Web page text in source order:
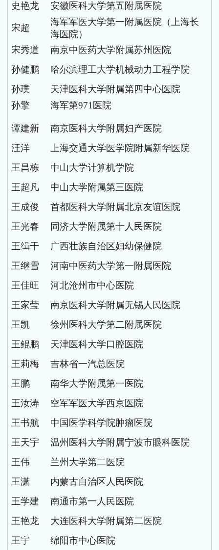
史艳龙
安徽医科大学第五附属医院
宋超
海军军医大学第一附属医院（上海长
海医院）
宋秀道
南京中医药大学附属苏州医院
孙健鹏
哈尔滨理工大学机械动力工程学院
孙璞
天津医科大学附属第四中心医院
孙擎
海军第971医院
谭建新
南京医科大学附属妇产医院
汪洋
上海交通大学医学院附属新华医院
王昌栋
中山大学计算机学院
王超凡
中山大学附属第三医院
王成俊
首都医科大学附属北京友谊医院
王光春
同济大学附属第十人民医院
王缉干
广西壮族自治区妇幼保健院
王继雪
河南中医药大学第一附属医院
王佳旺
河北沧州市中心医院
王家莹
南京医科大学附属无锡人民医院
王凯
徐州医科大学第二附属医院
王鲲鹏
天津医科大学口腔医院
王莉梅
吉林省一汽总医院
王鹏
南华大学附属第一医院
王汝涛
空军军医大学西京医院
王书航
中国医学科学院肿瘤医院
王天宇
温州医科大学附属宁波市眼科医院
王伟
兰州大学第二医院
王潇
内蒙古自治区人民医院
王学建
南通市第一人民医院
王艳龙
大连医科大学附属第二医院
王宇
绵阳市中心医院